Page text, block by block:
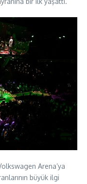
Arena’ya
büyük ilgi